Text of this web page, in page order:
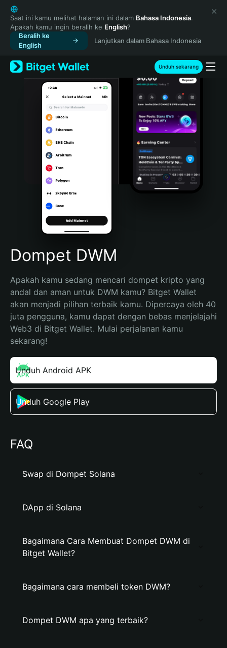
English
日本語
Tiếng Việt
Русский
Español (Latinoamérica)
Türkçe
Italiano
Português (Portugal)
Bahasa Indonesia
Português (Brasil)
Español (Argentina)
Saat ini kamu melihat halaman ini dalam Bahasa Indonesia.
Apakah kamu ingin beralih ke English?
Beralih ke
English
Lanjutkan dalam Bahasa Indonesia
Unduh sekarang
Dompet DWM
Apakah kamu sedang mencari dompet kripto yang
andal dan aman untuk DWM kamu? Bitget Wallet
akan menjadi pilihan terbaik kamu. Dipercaya oleh 40
juta pengguna, kamu dapat dengan bebas menjelajahi
Web3 di Bitget Wallet. Mulai perjalanan kamu
sekarang!
Unduh Android APK
Unduh Google Play
FAQ
Swap di Dompet Solana
DApp di Solana
Bagaimana Cara Membuat Dompet DWM di
Bitget Wallet?
Bagaimana cara membeli token DWM?
Dompet DWM apa yang terbaik?